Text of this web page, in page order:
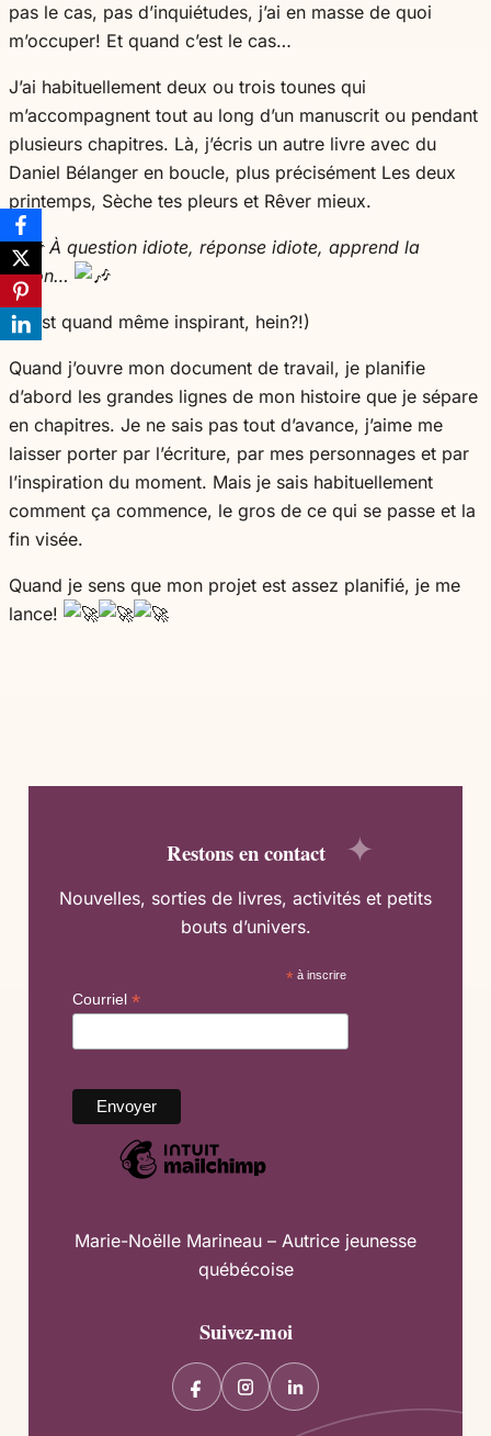
pas le cas, pas d’inquiétudes, j’ai en masse de quoi
m’occuper! Et quand c’est le cas…
J’ai habituellement deux ou trois tounes qui
m’accompagnent tout au long d’un manuscrit ou pendant
plusieurs chapitres. Là, j’écris un autre livre avec du
Daniel Bélanger en boucle, plus précisément Les deux
printemps, Sèche tes pleurs et Rêver mieux.
À question idiote, réponse idiote, apprend la
leçon…
(C’est quand même inspirant, hein?!)
Quand j’ouvre mon document de travail, je planifie
d’abord les grandes lignes de mon histoire que je sépare
en chapitres. Je ne sais pas tout d’avance, j’aime me
laisser porter par l’écriture, par mes personnages et par
l’inspiration du moment. Mais je sais habituellement
comment ça commence, le gros de ce qui se passe et la
fin visée.
Quand je sens que mon projet est assez planifié, je me
lance!
Restons en contact
Nouvelles, sorties de livres, activités et petits
bouts d’univers.
* à inscrire
Courriel*
Marie-Noëlle Marineau – Autrice jeunesse
québécoise
Suivez-moi
F
I
L